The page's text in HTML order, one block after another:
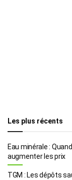
Les plus récents
Eau minérale :
augmenter les prix
TGM : Les dépôts